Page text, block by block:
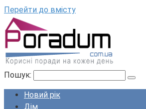
Перейти до вмісту
Пошук:
Новий рік
Дім